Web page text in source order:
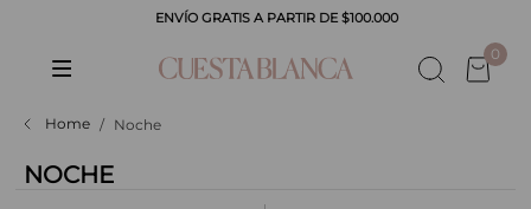
ENVÍO GRATIS A PARTIR DE $100.000
0
Noche
NOCHE